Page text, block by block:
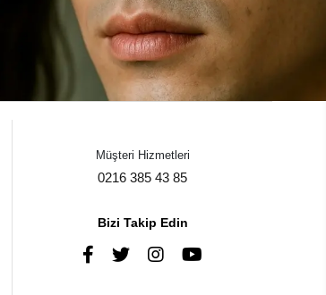
Müşteri Hizmetleri
0216 385 43 85
Bizi Takip Edin